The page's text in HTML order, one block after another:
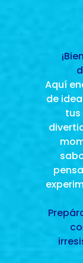
Aquí
de
tus